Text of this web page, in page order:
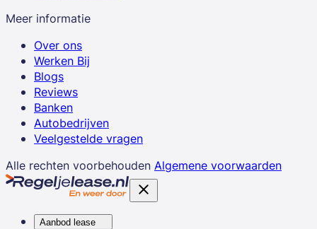
Meer informatie
Over ons
Werken Bij
Blogs
Reviews
Banken
Autobedrijven
Veelgestelde vragen
Alle rechten voorbehouden Algemene voorwaarden
Aanbod lease